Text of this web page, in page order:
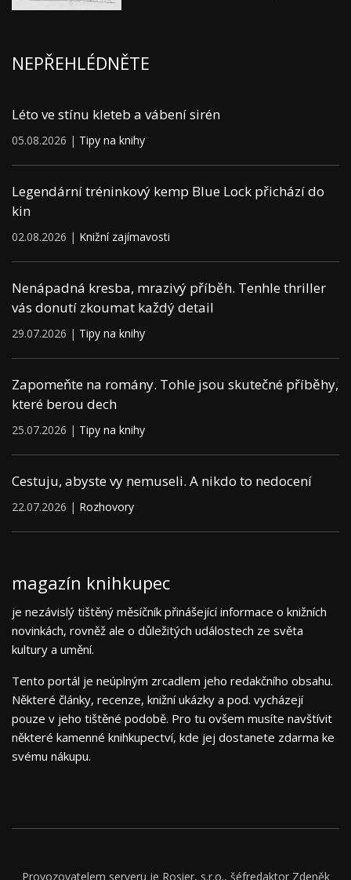
NEPŘEHLÉDNĚTE
Léto ve stínu kleteb a vábení sirén
05.08.2026 | Tipy na knihy
Legendární tréninkový kemp Blue Lock přichází do
kin
02.08.2026 | Knižní zajímavosti
Nenápadná kresba, mrazivý příběh. Tenhle thriller
vás donutí zkoumat každý detail
29.07.2026 | Tipy na knihy
Zapomeňte na romány. Tohle jsou skutečné příběhy,
které berou dech
25.07.2026 | Tipy na knihy
Cestuju, abyste vy nemuseli. A nikdo to nedocení
22.07.2026 | Rozhovory
magazín knihkupec
je nezávislý tištěný měsíčník přinášející informace o knižních
novinkách, rovněž ale o důležitých událostech ze světa
kultury a umění.
Tento portál je neúplným zrcadlem jeho redakčního obsahu.
Některé články, recenze, knižní ukázky a pod. vycházejí
pouze v jeho tištěné podobě. Pro tu ovšem musíte navštívit
některé kamenné knihkupectví, kde jej dostanete zdarma ke
svému nákupu.
Provozovatelem serveru je Rosier, s.r.o., šéfredaktor Zdeněk